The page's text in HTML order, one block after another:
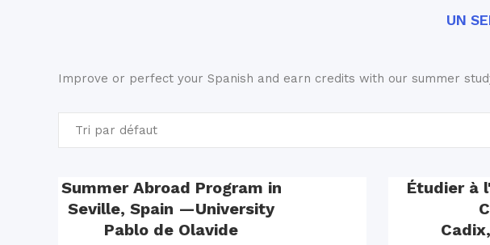
UN
Improve or perfect your Spanish and earn credits with our summer
Tri par défaut
Summer Abroad Program in
Seville, Spain —University
Pablo de Olavide
Étudier à